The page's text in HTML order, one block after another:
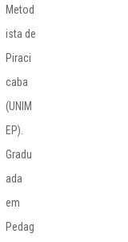
Metod
ista de
Piraci
caba
(UNIM
EP).
Gradu
ada
em
Pedag